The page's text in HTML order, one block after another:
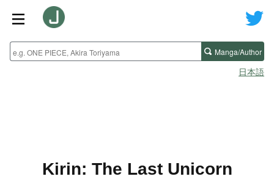
Manga/Author
日本語
Kirin: The Last Unicorn